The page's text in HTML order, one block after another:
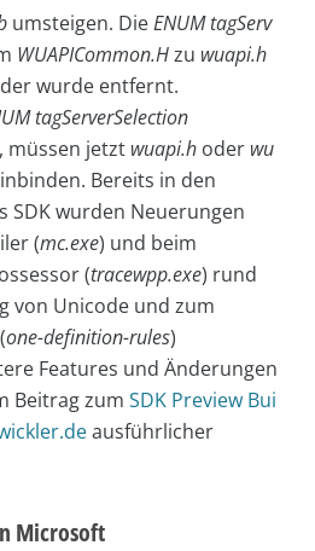
umsteigen. DieENUM tagServ
WUAPICommon.Hzu wuapi.h
wurde entfernt.
tagServerSelection
müssen jetzt wuapi.h oder wu
Bereits in den
SDK wurden Neuerungen
(mc.exe) und beim
(tracewpp.exe) rund
von Unicode und zum
one-definition-rules)
Features und Änderungen
Beitrag zum SDK Preview Bui
ausführlicher
Microsoft